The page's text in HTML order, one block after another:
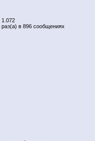
1.072
в 896 сообщениях